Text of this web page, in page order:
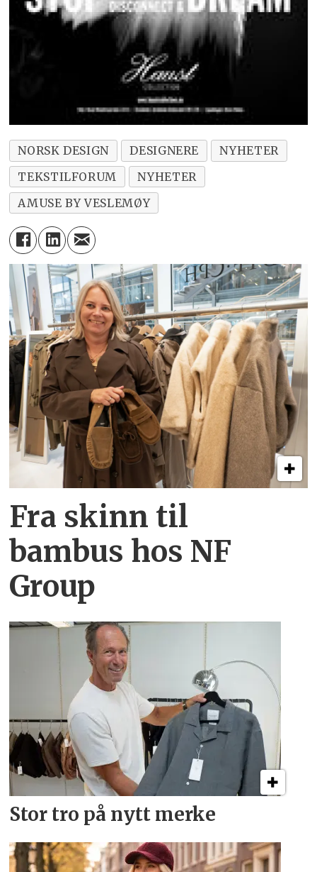
NORSK DESIGN DESIGNERE
NYHETER
TEKSTILFORUM
NYHETER
AMUSE BY VESLEMØY
Fra skinn til
bambus hos NF
Group
Stor tro på nytt merke